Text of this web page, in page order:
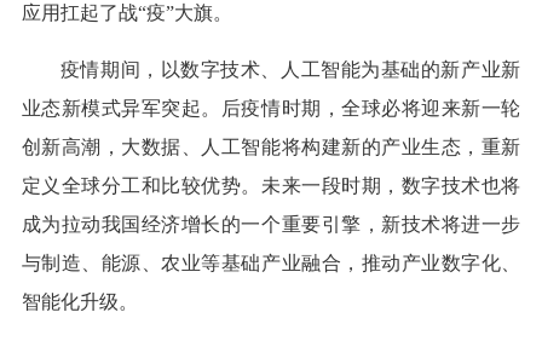
应用扛起了战“疫”大旗。
疫情期间，以数字技术、人工智能为基础的新产业新
业态新模式异军突起。后疫情时期，全球必将迎来新一轮
创新高潮，大数据、人工智能将构建新的产业生态，重新
定义全球分工和比较优势。未来一段时期，数字技术也将
成为拉动我国经济增长的一个重要引擎，新技术将进一步
与制造、能源、农业等基础产业融合，推动产业数字化、
智能化升级。